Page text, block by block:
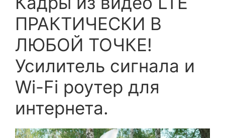
ПРАКТИЧЕСКИ В
ЛЮБОЙ ТОЧКЕ!
Усилитель сигнала и
Wi-Fi роутер для
интернета.